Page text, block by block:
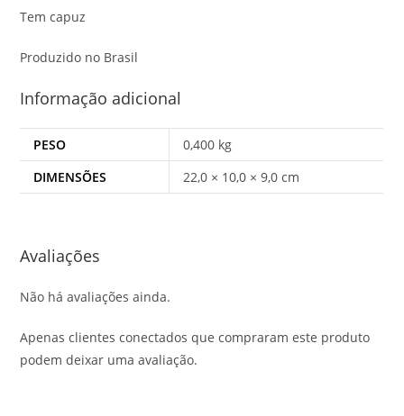
Tem capuz
Produzido no Brasil
Informação adicional
PESO
0,400 kg
DIMENSÕES
22,0 × 10,0 × 9,0 cm
Avaliações
Não há avaliações ainda.
Apenas clientes conectados que compraram este produto
podem deixar uma avaliação.